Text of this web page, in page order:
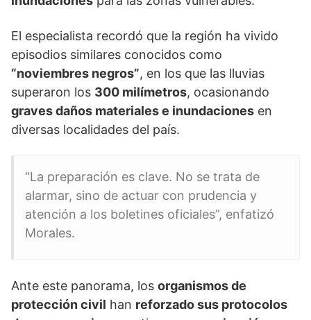
El especialista recordó que la región ha vivido
episodios similares conocidos como
“noviembres negros”, en los que las lluvias
superaron los 300 milímetros, ocasionando
graves daños materiales e inundaciones en
diversas localidades del país.
“La preparación es clave. No se trata de
alarmar, sino de actuar con prudencia y
atención a los boletines oficiales”, enfatizó
Morales.
Ante este panorama, los organismos de
protección civil han reforzado sus protocolos